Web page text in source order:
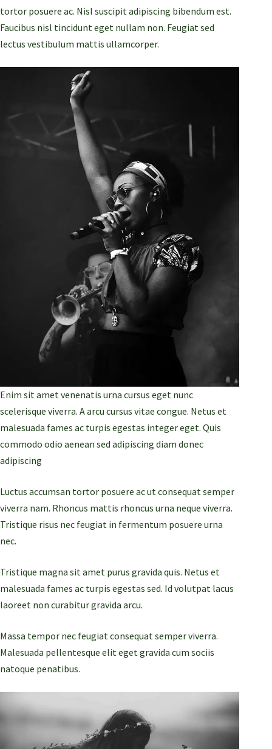
tortor posuere ac. Nisl suscipit adipiscing bibendum est.
Faucibus nisl tincidunt eget nullam non. Feugiat sed
lectus vestibulum mattis ullamcorper.
Enim sit amet venenatis urna cursus eget nunc
scelerisque viverra. A arcu cursus vitae congue. Netus et
malesuada fames ac turpis egestas integer eget. Quis
commodo odio aenean sed adipiscing diam donec
adipiscing
Luctus accumsan tortor posuere ac ut consequat semper
viverra nam. Rhoncus mattis rhoncus urna neque viverra.
Tristique risus nec feugiat in fermentum posuere urna
nec.
Tristique magna sit amet purus gravida quis. Netus et
malesuada fames ac turpis egestas sed. Id volutpat lacus
laoreet non curabitur gravida arcu.
Massa tempor nec feugiat consequat semper viverra.
Malesuada pellentesque elit eget gravida cum sociis
natoque penatibus.